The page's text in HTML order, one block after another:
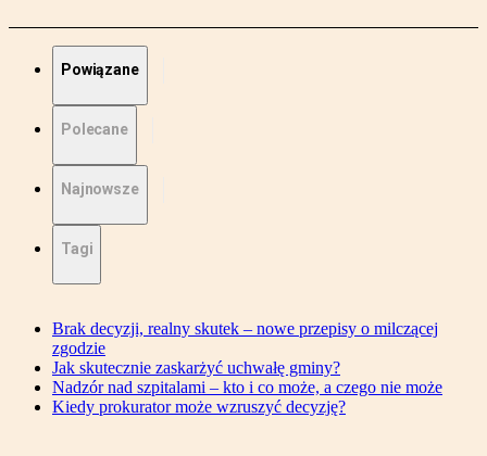
Powiązane
Polecane
Najnowsze
Tagi
Brak decyzji, realny skutek – nowe przepisy o milczącej
zgodzie
Jak skutecznie zaskarżyć uchwałę gminy?
Nadzór nad szpitalami – kto i co może, a czego nie może
Kiedy prokurator może wzruszyć decyzję?